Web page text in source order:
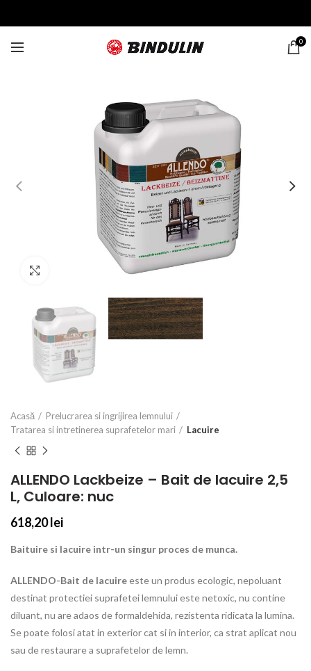
0
Acasă
Prelucrarea si ingrijirea lemnului
Tratarea si intretinerea suprafetelor mari
Lacuire
ALLENDO Lackbeize – Bait de lacuire 2,5
L, Culoare: nuc
618,20lei
Baituire si lacuire intr-un singur proces de munca.
ALLENDO-Bait de lacuireeste un produs ecologic, nepoluant
destinat protectiei suprafetei lemnului este netoxic, nu contine
diluant, nu are adaos de formaldehida, rezistenta ridicata la lumina.
Se poate folosi atat in exterior cat si in interior, ca strat aplicat nou
sau de restaurare a suprafetelor de lemn.